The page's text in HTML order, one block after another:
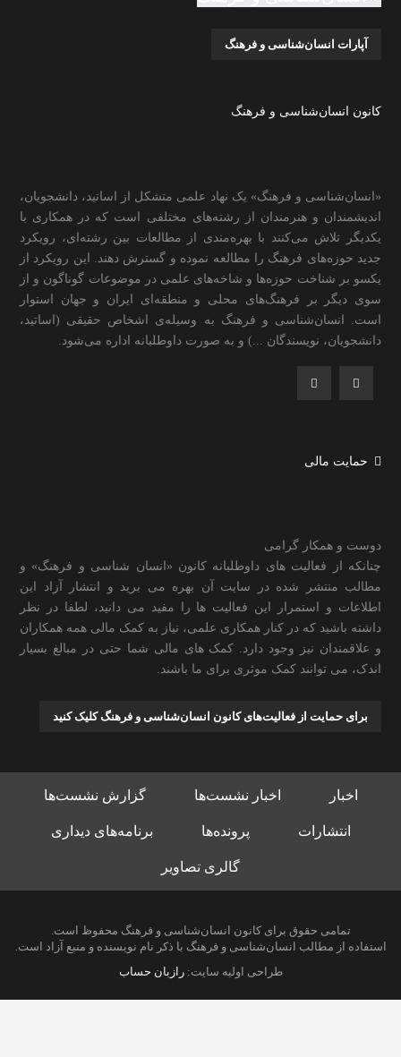
آپارات انسان‌شناسی و فرهنگ
کانون انسان‌شناسی و فرهنگ
«انسان‌شناسی و فرهنگ» یک نهاد علمی متشکل از اساتید، دانشجویان،
اندیشمندان و هنرمندان از رشته‌های مختلفی است که در همکاری با
یکدیگر تلاش می‌کنند با بهره‌مندی از مطالعات بین رشته‌ای، رویکرد
جدید حوزه‌های فرهنگ را مطالعه نموده و گسترش دهند. این رویکرد از
یکسو بر شناخت حوزه‌ها و شاخه‌های علمی در موضوعات گوناگون و از
سوی دیگر بر فرهنگ‌های محلی و منطقه‌ای ایران و جهان استوار
است. انسان‌شناسی و فرهنگ به وسیله‌ی اشخاص حقیقی (اساتید،
دانشجویان، نویسندگان ...) و به صورت داوطلبانه اداره می‌شود.
حمایت مالی
دوست و همکار گرامی
چنانکه از فعالیت های داوطلبانه کانون «انسان شناسی و فرهنگ» و
مطالب منتشر شده در سایت آن بهره می برید و انتشار آزاد این
اطلاعات و استمرار این فعالیت ها را مفید می دانید، لطفا در نظر
داشته باشید که در کنار همکاری علمی، نیاز به کمک مالی همه همکاران
و علاقمندان نیز وجود دارد. کمک های مالی شما حتی در مبالغ بسیار
اندک، می توانند کمک موثری برای ما باشند.
برای حمایت از فعالیت‌های کانون انسان‌شناسی و فرهنگ کلیک کنید
اخبار اخبار نشست‌ها گزارش نشست‌ها
انتشارات پرونده‌ها برنامه‌های دیداری
گالری تصاویر
تمامی حقوق برای کانون انسان‌شناسی و فرهنگ محفوظ است.
استفاده از مطالب انسان‌شناسی و فرهنگ با ذکر نام نویسنده و منبع آزاد است.
طراحی اولیه سایت:رازبان حساب